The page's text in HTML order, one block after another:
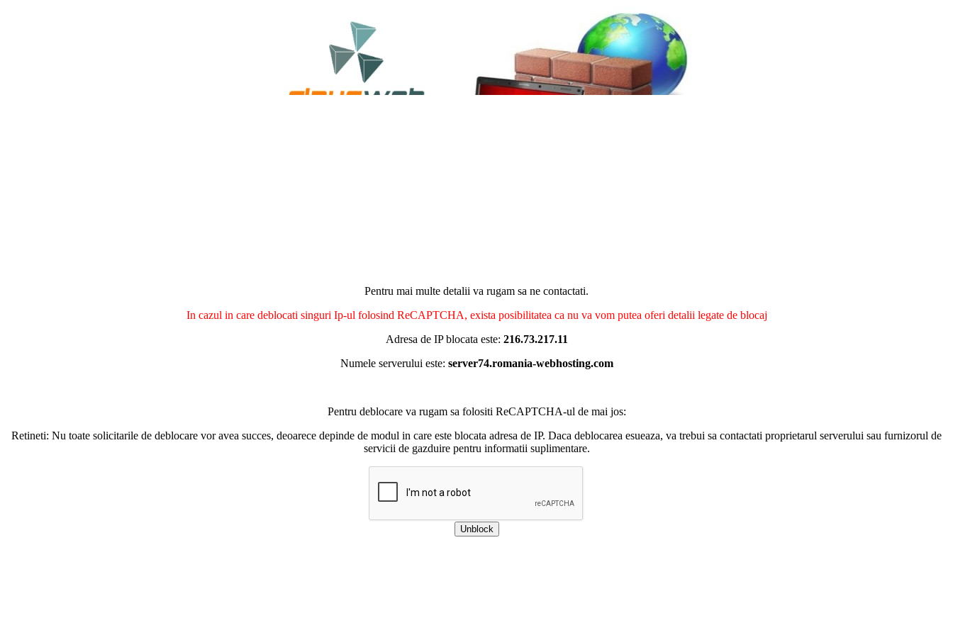
Pentru mai multe detalii va rugam sa ne contactati.
In cazul in care deblocati singuri Ip-ul folosind ReCAPTCHA, exista posibilitatea ca nu va vom putea oferi detalii legate de blocaj
Adresa de IP blocata este: 216.73.217.11
Numele serverului este: server74.romania-webhosting.com
Pentru deblocare va rugam sa folositi ReCAPTCHA-ul de mai jos:
Retineti: Nu toate solicitarile de deblocare vor avea succes, deoarece depinde de modul in care este blocata adresa de IP. Daca deblocarea esueaza, va trebui sa contactati proprietarul serverului sau furnizorul de
servicii de gazduire pentru informatii suplimentare.